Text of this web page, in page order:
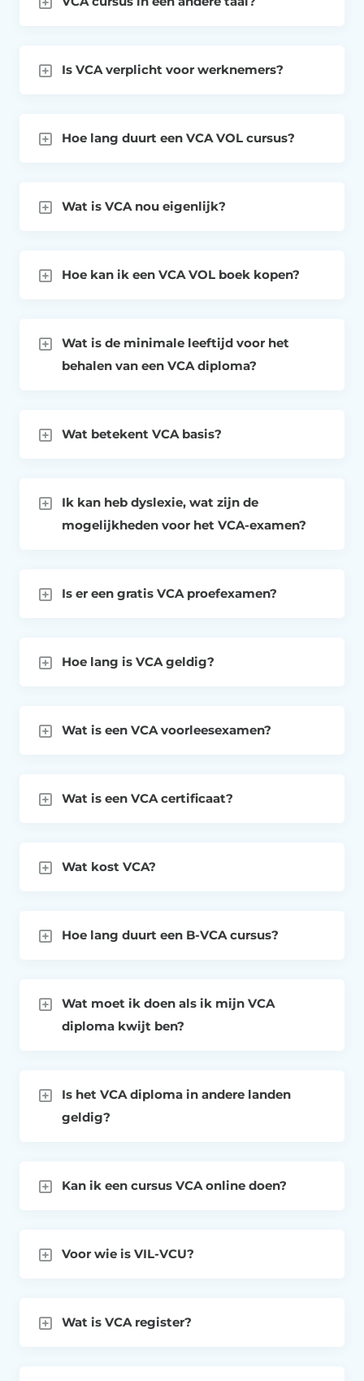
Is VCA verplicht voor werknemers?
Hoe lang duurt een VCA VOL cursus?
Wat is VCA nou eigenlijk?
Hoe kan ik een VCA VOL boek kopen?
Wat is de minimale leeftijd voor het
behalen van een VCA diploma?
Wat betekent VCA basis?
Ik kan heb dyslexie, wat zijn de
mogelijkheden voor het VCA-examen?
Is er een gratis VCA proefexamen?
Hoe lang is VCA geldig?
Wat is een VCA voorleesexamen?
Wat is een VCA certificaat?
Wat kost VCA?
Hoe lang duurt een B-VCA cursus?
Wat moet ik doen als ik mijn VCA
diploma kwijt ben?
Is het VCA diploma in andere landen
geldig?
Kan ik een cursus VCA online doen?
Voor wie is VIL-VCU?
Wat is VCA register?